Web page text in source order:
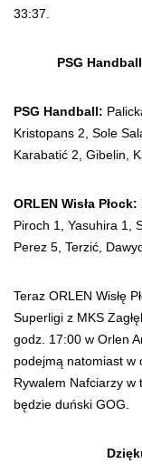
33:37.
PSG
PSG Handball:
Kristopans 2, Sole
Karabatić 2, Gibelin,
ORLEN Wisła Płock:
Piroch 1, Yasuhira 1,
Perez 5, Terzić,
Teraz ORLEN Wisłę
Superligi z MKS
godz. 17:00 w Orlen
podejmą natomiast w
Rywalem Nafciarzy w
będzie duński GOG.